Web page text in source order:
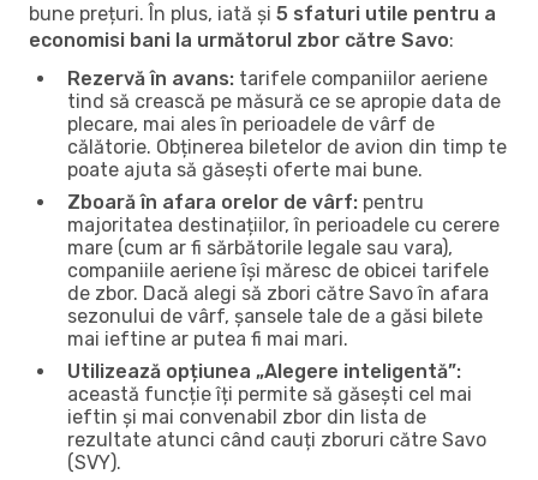
bune prețuri. În plus, iată și 5 sfaturi utile pentru a
economisi bani la următorul zbor către Savo:
Rezervă în avans: tarifele companiilor aeriene
tind să crească pe măsură ce se apropie data de
plecare, mai ales în perioadele de vârf de
călătorie. Obținerea biletelor de avion din timp te
poate ajuta să găsești oferte mai bune.
Zboară în afara orelor de vârf: pentru
majoritatea destinațiilor, în perioadele cu cerere
mare (cum ar fi sărbătorile legale sau vara),
companiile aeriene își măresc de obicei tarifele
de zbor. Dacă alegi să zbori către Savo în afara
sezonului de vârf, șansele tale de a găsi bilete
mai ieftine ar putea fi mai mari.
Utilizează opțiunea „Alegere inteligentă”:
această funcție îți permite să găsești cel mai
ieftin și mai convenabil zbor din lista de
rezultate atunci când cauți zboruri către Savo
(SVY).